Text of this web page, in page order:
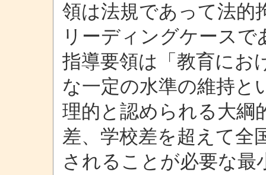
領は法規であって法的
リーディングケース
指導要領は「教育にお
な一定の水準の維持と
理的と認められる大綱
差、学校差を超えて全
されることが必要な最